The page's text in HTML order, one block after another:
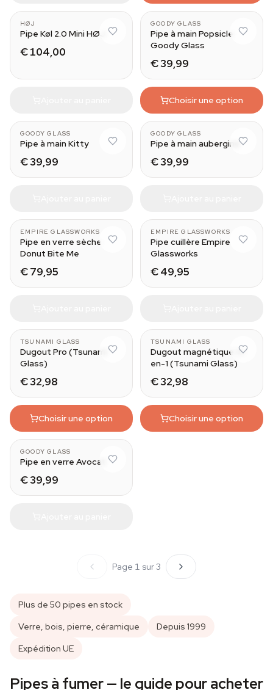
HØJ
Pipe Køl 2.0 Mini HØJ
€ 104,00
GOODY GLASS
Pipe à main Popsicle
Goody Glass
€ 39,99
Choisir une option
GOODY GLASS
Pipe à main Kitty
€ 39,99
GOODY GLASS
Pipe à main aubergine
€ 39,99
EMPIRE GLASSWORKS
Pipe en verre sèche
Donut Bite Me
€ 79,95
EMPIRE GLASSWORKS
Pipe cuillère Empire
Glassworks
€ 49,95
TSUNAMI GLASS
Dugout Pro (Tsunami
Glass)
€ 32,98
Choisir une option
TSUNAMI GLASS
Dugout magnétique 4-
en-1 (Tsunami Glass)
€ 32,98
Choisir une option
GOODY GLASS
Pipe en verre Avocat
€ 39,99
Page 1 sur 3
Plus de 50 pipes en stock
Verre, bois, pierre, céramique
Depuis 1999
Expédition UE
Pipes à fumer — le guide pour acheter